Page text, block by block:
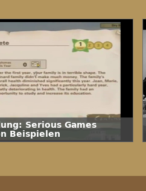
Serious Games
Beispielen